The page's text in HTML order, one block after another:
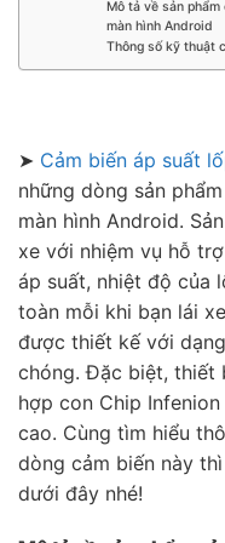
Mô tả về sản
màn hình Android
Thông số kỹ thuật
➤ Cảm biến áp suất
những dòng sản
màn hình Android.
xe với nhiệm vụ hỗ
áp suất, nhiệt độ của
toàn mỗi khi bạn lái
được thiết kế với
chóng. Đặc biệt, thiết
hợp con Chip
cao. Cùng tìm hiểu
dòng cảm biến này
dưới đây nhé!